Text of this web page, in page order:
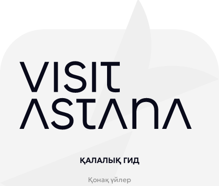
ҚАЛАЛЫҚ ГИД
Қонақ үйлер